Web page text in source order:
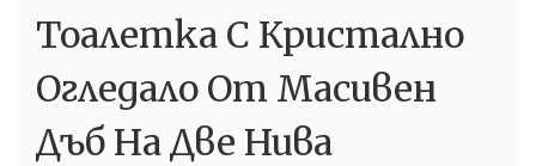
Тоалетка С Кристално
Огледало От Масивен
Дъб На Две Нива